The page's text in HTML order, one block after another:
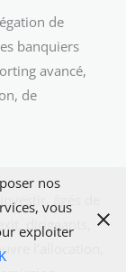
de
banquiers
avancé,
de
âgés de
dirigeants,
l’allocation,
nos
vous
exploiter